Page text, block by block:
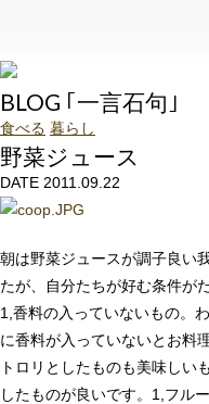
BLOG ｢一言石句｣
食べる 暮らし
野菜ジュース
DATE 2011.09.22
朝は野菜ジュースが調子良い
たが、自分たちが好む条件が
1,香料の入っていないもの。
に香料が入っていないとお料
トロリとしたものも美味しい
したものが良いです。1,フル